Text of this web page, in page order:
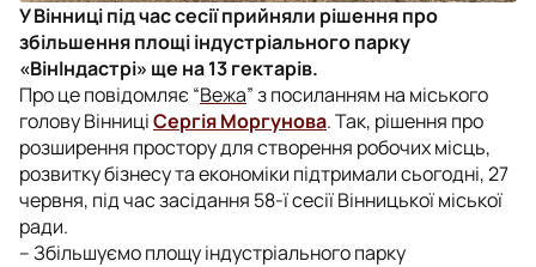
У Вінниці під час сесії прийняли рішення про
збільшення площі індустріального парку
«ВінІндастрі» ще на 13 гектарів.
Про це повідомляє “Вежа” з посиланням на міського
голову ВінниціСергія Моргунова. Так, рішення про
розширення простору для створення робочих місць,
розвитку бізнесу та економіки підтримали сьогодні, 27
червня, під час засідання 58-ї сесії Вінницької міської
ради.
– Збільшуємо площу індустріального парку